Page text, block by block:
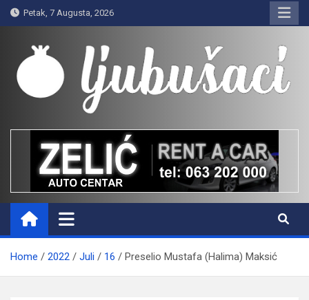
Skip
to
content
Petak, 7 Augusta, 2026
Ljubušaci
Svom voljenom gradu
Home 2022 Juli 16 Preselio Mustafa (Halima) Maksić